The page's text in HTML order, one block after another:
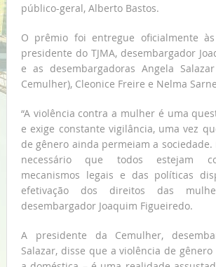
público-geral, Alberto Bastos.
O prêmio foi entregue oficialmente
presidente do TJMA, desembargador
e as desembargadoras Angela
Cemulher), Cleonice Freire e Nelma
“A violência contra a mulher é uma
e exige constante vigilância, uma vez
de gênero ainda permeiam a sociedade.
necessário que todos estejam
mecanismos legais e das políticas
efetivação dos direitos das
desembargador Joaquim Figueiredo.
A presidente da Cemulher,
Salazar, disse que a violência de